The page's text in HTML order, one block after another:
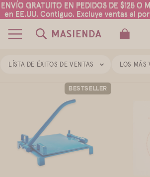
ENVÍO GRATUITO EN PEDIDOS DE $125 O
en EE.UU. Contiguo. Excluye ventas al
ENVÍO GRATUITO EN PEDIDOS DE $125 O
en EE.UU. Contiguo. Excluye ventas al
LÍSTA DE ÉXITOS DE VENTAS LOS MÁS
BESTSELLER